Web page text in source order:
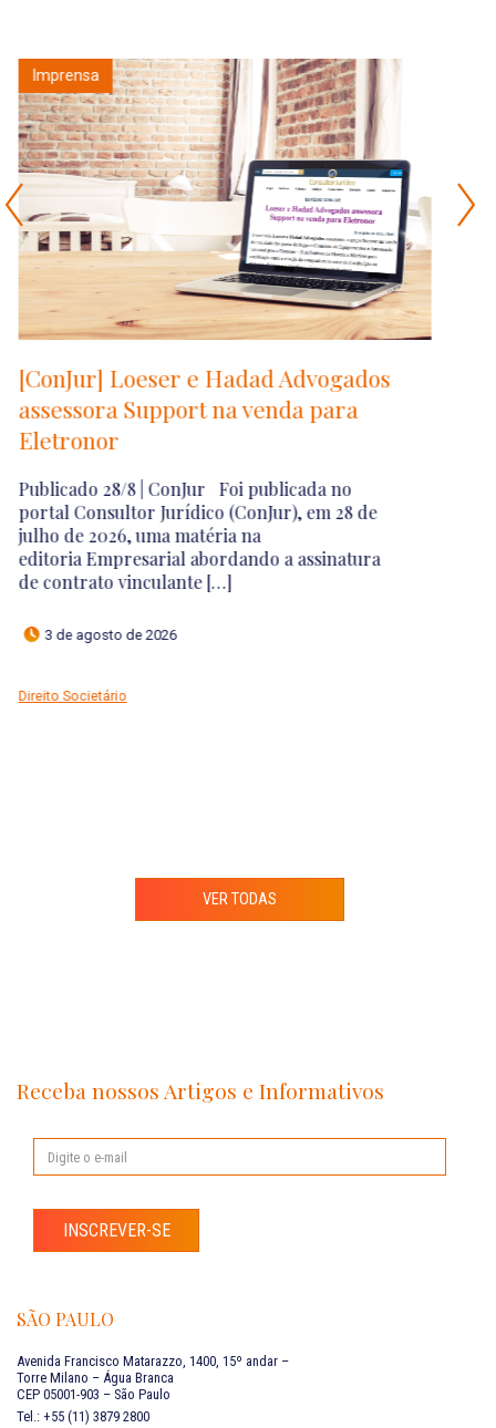
Informes
A regulamentação do Recurso
Especial e a consolidação do STJ
como Corte de Precedentes
O Projeto de Lei nº 3.085/2026 regulamenta o
filtro de relevância para a admissão de
recursos especiais no STJ, implementando a
EC nº 125/2022. A […]
VER TODAS
Receba nossos Artigos e Informativos
INSCREVER-SE
SÃO PAULO
Avenida Francisco Matarazzo, 1400, 15º andar –
Torre Milano – Água Branca
CEP 05001-903 – São Paulo
Tel.: +55 (11) 3879 2800